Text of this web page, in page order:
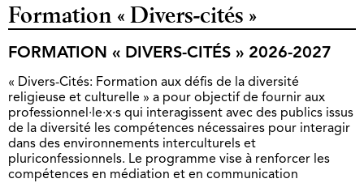
Formation « Divers-cités »
FORMATION « DIVERS-CITÉS » 2026-2027
« Divers-Cités: Formation aux défis de la diversité
religieuse et culturelle » a pour objectif de fournir aux
professionnel·le·x·s qui interagissent avec des publics issus
de la diversité les compétences nécessaires pour interagir
dans des environnements interculturels et
pluriconfessionnels. Le programme vise à renforcer les
compétences en médiation et en communication